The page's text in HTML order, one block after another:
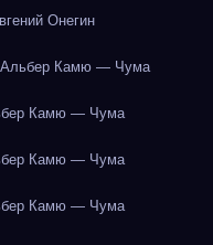
Онегин
Альбер Камю — Чума
Камю — Чума
Камю — Чума
Камю — Чума